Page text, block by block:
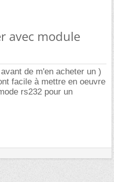
avec module
de m'en acheter un )
facile à mettre en oeuvre
rs232 pour un